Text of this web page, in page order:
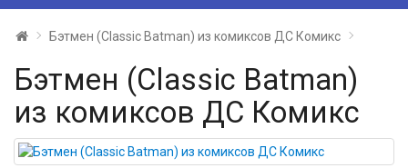
Бэтмен (Classic Batman) из комиксов ДС Комикс
Бэтмен (Classic Batman)
из комиксов ДС Комикс